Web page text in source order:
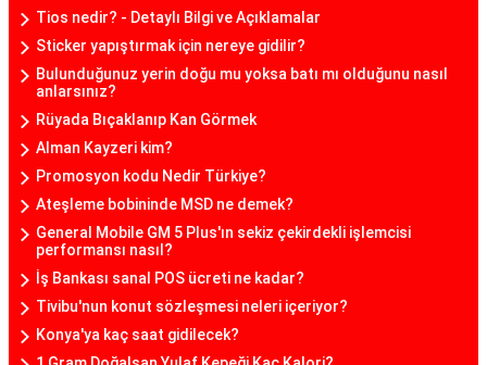
Tios nedir? - Detaylı Bilgi ve Açıklamalar
Sticker yapıştırmak için nereye gidilir?
Bulunduğunuz yerin doğu mu yoksa batı mı olduğunu nasıl
anlarsınız?
Rüyada Bıçaklanıp Kan Görmek
Alman Kayzeri kim?
Promosyon kodu Nedir Türkiye?
Ateşleme bobininde MSD ne demek?
General Mobile GM 5 Plus'ın sekiz çekirdekli işlemcisi
performansı nasıl?
İş Bankası sanal POS ücreti ne kadar?
Tivibu'nun konut sözleşmesi neleri içeriyor?
Konya'ya kaç saat gidilecek?